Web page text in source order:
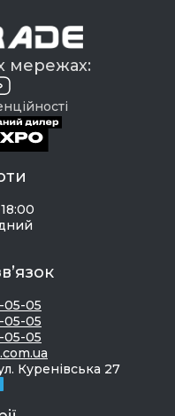
мережах:
05-05
05-05
05-05
Куренівська 27